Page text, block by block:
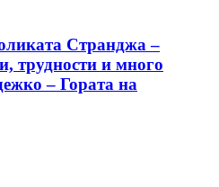
Странджа –
трудности и много
– Гората на